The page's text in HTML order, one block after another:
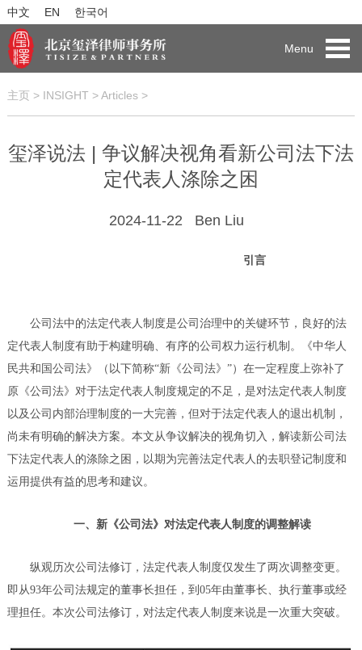
中文 EN 한국어
Menu
主页 > INSIGHT >Articles>
玺泽说法 | 争议解决视角看新公司法下法
定代表人涤除之困
2024-11-22 Ben Liu
引言
公司法中的法定代表人制度是公司治理中的关键环节，良好的法
定代表人制度有助于构建明确、有序的公司权力运行机制。《中华人
民共和国公司法》（以下简称“新《公司法》”）在一定程度上弥补了
原《公司法》对于法定代表人制度规定的不足，是对法定代表人制度
以及公司内部治理制度的一大完善，但对于法定代表人的退出机制，
尚未有明确的解决方案。本文从争议解决的视角切入，解读新公司法
下法定代表人的涤除之困，以期为完善法定代表人的去职登记制度和
运用提供有益的思考和建议。
一、新《公司法》对法定代表人制度的调整解读
纵观历次公司法修订，法定代表人制度仅发生了两次调整变更。
即从93年公司法规定的董事长担任，到05年由董事长、执行董事或经
理担任。本次公司法修订，对法定代表人制度来说是一次重大突破。